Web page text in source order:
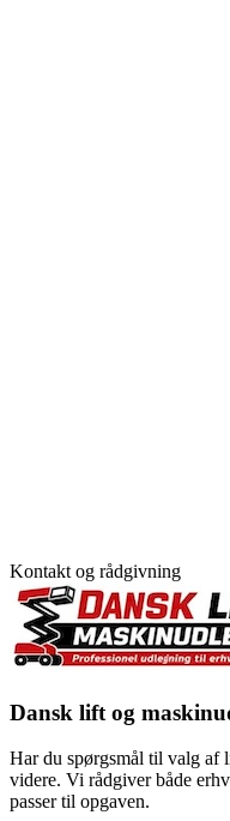
Kontakt og rådgivning
Dansk lift og
Har du spørgsmål til valg af
videre. Vi rådgiver både
passer til opgaven.